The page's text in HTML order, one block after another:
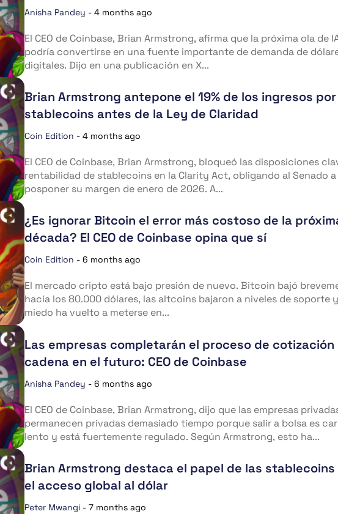
Anisha Pandey - 4 months ago
El CEO de Coinbase, Brian Armstrong, afirma que la próxima ola de
podría convertirse en una fuente importante de demanda de
digitales. Dijo en una publicación en X...
Brian Armstrong antepone el 19% de los ingresos por
stablecoins antes de la Ley de Claridad
Coin Edition - 4 months ago
El CEO de Coinbase, Brian Armstrong, bloqueó las disposiciones
rentabilidad de stablecoins en la Clarity Act, obligando al Senado a
posponer su margen de enero de 2026. A...
¿Es ignorar Bitcoin el error más costoso de la
década? El CEO de Coinbase opina que sí
Coin Edition - 6 months ago
El mercado cripto está bajo presión de nuevo. Bitcoin bajó
hacia los 80.000 dólares, las altcoins bajaron a niveles de soporte
miedo ha vuelto a meterse en...
Las empresas completarán el proceso de cotización
cadena en el futuro: CEO de Coinbase
Anisha Pandey - 6 months ago
El CEO de Coinbase, Brian Armstrong, dijo que las empresas
permanecen privadas demasiado tiempo porque salir a bolsa es
lento y está fuertemente regulado. Según Armstrong, esto ha...
Brian Armstrong destaca el papel de las stablecoins
el acceso global al dólar
Peter Mwangi - 7 months ago